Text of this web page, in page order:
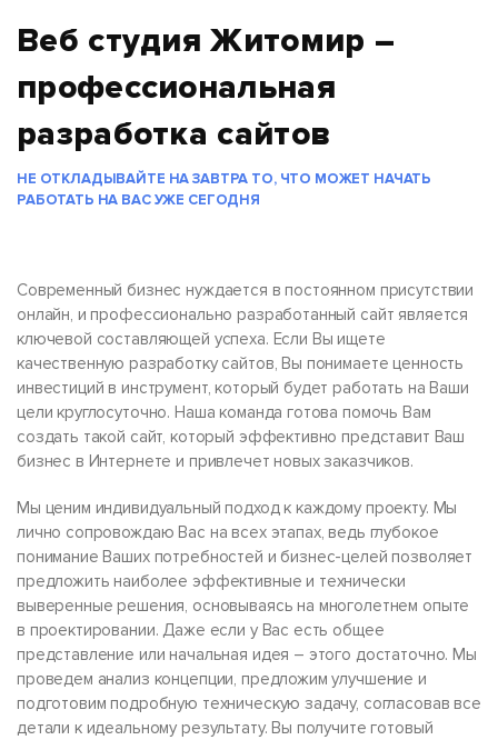
Веб студия Житомир –
профессиональная
разработка сайтов
НЕ ОТКЛАДЫВАЙТЕ НА ЗАВТРА ТО, ЧТО МОЖЕТ НАЧАТЬ
РАБОТАТЬ НА ВАС УЖЕ СЕГОДНЯ
Современный бизнес нуждается в постоянном присутствии
онлайн, и профессионально разработанный сайт является
ключевой составляющей успеха. Если Вы ищете
качественную разработку сайтов, Вы понимаете ценность
инвестиций в инструмент, который будет работать на Ваши
цели круглосуточно. Наша команда готова помочь Вам
создать такой сайт, который эффективно представит Ваш
бизнес в Интернете и привлечет новых заказчиков.
Мы ценим индивидуальный подход к каждому проекту. Мы
лично сопровождаю Вас на всех этапах, ведь глубокое
понимание Ваших потребностей и бизнес-целей позволяет
предложить наиболее эффективные и технически
выверенные решения, основываясь на многолетнем опыте
в проектировании. Даже если у Вас есть общее
представление или начальная идея – этого достаточно. Мы
проведем анализ концепции, предложим улучшение и
подготовим подробную техническую задачу, согласовав все
детали к идеальному результату. Вы получите готовый